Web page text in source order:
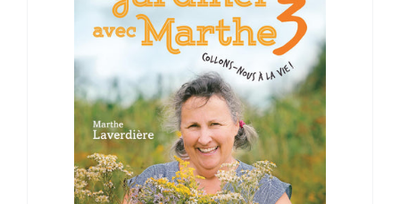
variations.
Les
options
peuvent
être
choisies
sur
la